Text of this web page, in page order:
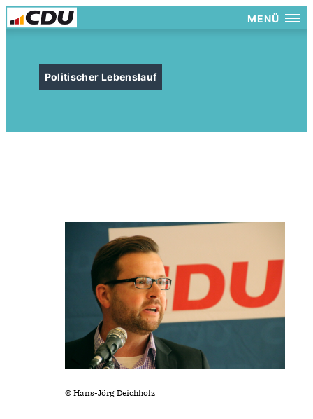
MENÜ
Politischer Lebenslauf
© Hans-Jörg Deichholz